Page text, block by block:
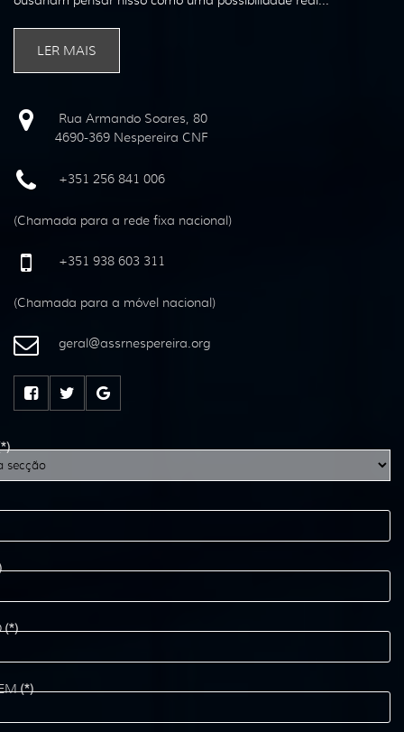
LER MAIS
Rua Armando Soares, 80
4690-369 Nespereira CNF
+351 256 841 006
(Chamada para a rede fixa nacional)
+351 938 603 311
(Chamada para a móvel nacional)
geral@assrnespereira.org
(*)
(*)